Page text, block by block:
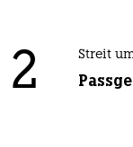
2
Streit